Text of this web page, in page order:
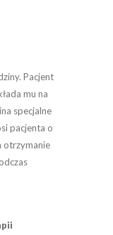
Pacjent
mu na
specjalne
pacjenta o
otrzymanie